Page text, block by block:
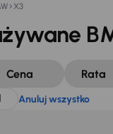
X3
Cena Rata
Anuluj wszystko